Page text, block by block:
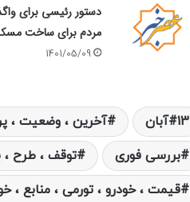
دستور رئیسی برای
مردم برای ساخت
1401/05/09
13آبان آخرین ، وضعیت ،
بررسی فوری
توقف ، طرح ،
قیمت ، خودرو ، تورمی ، منابع ،